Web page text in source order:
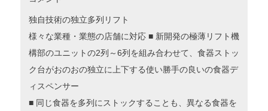
独自技術の独立多列リフト
様々な業種・業態の店舗に対応 ■ 新開発の極薄リフト機
構部のユニットの2列～6列を組み合わせて、食器ストッ
ク台がおのおの独立に上下する使い勝手の良いの食器デ
ィスペンサー
■ 同じ食器を多列にストックすることも、異なる食器を